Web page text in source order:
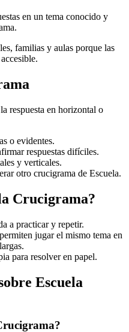
en un tema conocido y
familias y aulas porque las
respuesta en horizontal o
o evidentes.
respuestas difíciles.
y verticales.
otro crucigrama de Escuela.
Crucigrama?
a practicar y repetir.
jugar el mismo tema en
para resolver en papel.
Escuela